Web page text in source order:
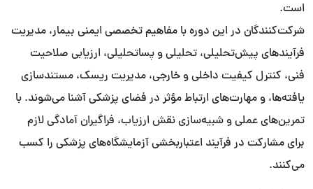
است.
شرکت‌کنندگان در این دوره با مفاهیم تخصصی ایمنی بیمار، مدیریت
فرآیندهای پیش‌تحلیلی، تحلیلی و پساتحلیلی، ارزیابی صلاحیت
فنی، کنترل کیفیت داخلی و خارجی، مدیریت ریسک، مستندسازی
یافته‌ها، و مهارت‌های ارتباط مؤثر در فضای پزشکی آشنا می‌شوند. با
تمرین‌های عملی و شبیه‌سازی نقش ارزیاب، فراگیران آمادگی لازم
برای مشارکت در فرآیند اعتباربخشی آزمایشگاه‌های پزشکی را کسب
می‌کنند.